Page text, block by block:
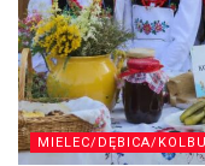
MIELEC/DĘBICA/